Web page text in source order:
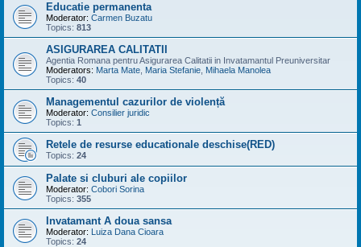
Educatie permanenta
Moderator: Carmen Buzatu
Topics: 813
ASIGURAREA CALITATII
Agentia Romana pentru Asigurarea Calitatii in Invatamantul Preuniversitar
Moderators: Marta Mate Maria Stefanie Mihaela Manolea
Topics: 40
Managementul cazurilor de violență
Moderator: Consilier juridic
Topics: 1
Retele de resurse educationale deschise(RED)
Topics: 24
Palate si cluburi ale copiilor
Moderator: Cobori Sorina
Topics: 355
Invatamant A doua sansa
Moderator: Luiza Dana Cioara
Topics: 24